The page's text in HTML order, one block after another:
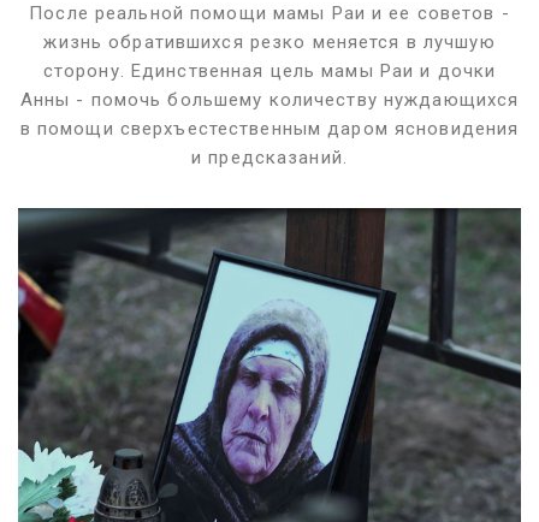
После реальной помощи мамы Раи и ее советов -
жизнь обратившихся резко меняется в лучшую
сторону. Единственная цель мамы Раи и дочки
Анны - помочь большему количеству нуждающихся
в помощи сверхъестественным даром ясновидения
и предсказаний.